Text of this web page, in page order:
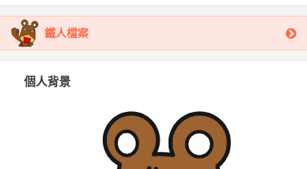
鐵人檔案
個人背景